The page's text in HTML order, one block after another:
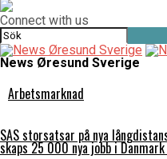
Connect with us
News Øresund Sverige
Arbetsmarknad
SAS storsatsar på nya
skaps 25 000 nya jobb i